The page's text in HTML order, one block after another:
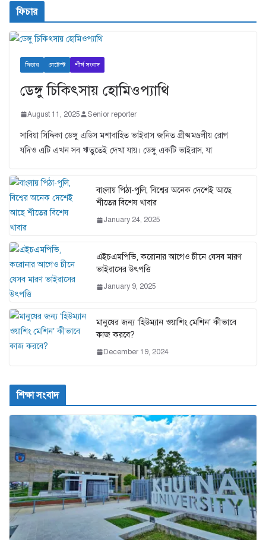
ফিচার
ফিচার লেটেস্ট শীর্ষ সংবাদ
ডেঙ্গু চিকিৎসায় হোমিওপ্যাথি
August 11, 2025 Senior reporter
সাবিয়া সিদ্দিকা ডেঙ্গু এডিস মশাবাহিত ভাইরাস জনিত গ্রীষ্মমণ্ডলীয় রোগ
যদিও এটি এখন সব ঋতুতেই দেখা যায়। ডেঙ্গু একটি ভাইরাস, যা
বাংলায় পিঠা-পুলি, বিশ্বের অনেক দেশেই আছে
শীতের বিশেষ খাবার
January 24, 2025
এইচএমপিভি, করোনার আগেও চীনে যেসব মারণ
ভাইরাসের উৎপত্তি
January 9, 2025
মানুষের জন্য ‘হিউম্যান ওয়াশিং মেশিন’ কীভাবে
কাজ করবে?
December 19, 2024
শিক্ষা সংবাদ